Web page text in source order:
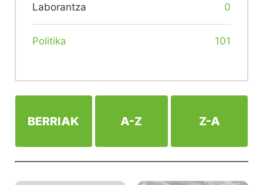
Laborantza 0
Politika 101
BERRIAK A-Z Z-A